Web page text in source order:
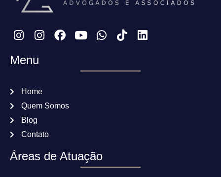
Menu
Home
Quem Somos
Blog
Contato
Áreas de Atuação